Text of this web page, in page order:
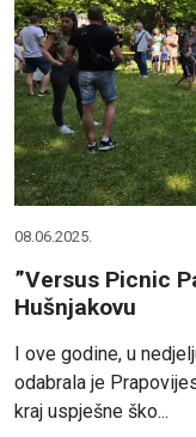
08.06.2025.
”Versus Picnic
Hušnjakovu
I ove godine, u
odabrala je
kraj uspješne ško...